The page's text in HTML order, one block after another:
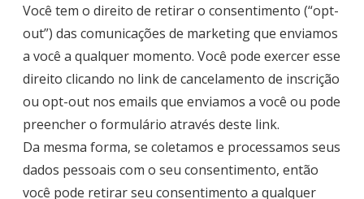
Você tem o direito de retirar o consentimento (“opt-
out”) das comunicações de marketing que enviamos
a você a qualquer momento. Você pode exercer esse
direito clicando no link de cancelamento de inscrição
ou opt-out nos emails que enviamos a você ou pode
preencher o formulário através deste link.
Da mesma forma, se coletamos e processamos seus
dados pessoais com o seu consentimento, então
você pode retirar seu consentimento a qualquer